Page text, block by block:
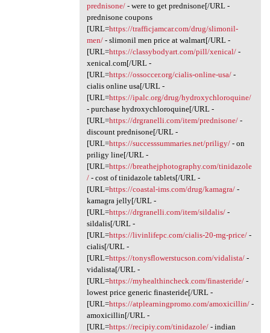
prednisone/- were to get prednisone[/URL -
prednisone coupons
[URL=https://trafficjamcar.com/drug/slimonil-
men/- slimonil men price at walmart[/URL -
[URL=https://classybodyart.com/pill/xenical/-
xenical.com[/URL -
[URL=https://ossoccer.org/cialis-online-usa/-
cialis online usa[/URL -
[URL=https://ipalc.org/drug/hydroxychloroquine/
- purchase hydroxychloroquine[/URL -
[URL=https://drgranelli.com/item/prednisone/-
discount prednisone[/URL -
[URL=https://successsummaries.net/priligy/- on
priligy line[/URL -
[URL=https://breathejphotography.com/tinidazole
/- cost of tinidazole tablets[/URL -
[URL=https://coastal-ims.com/drug/kamagra/-
kamagra jelly[/URL -
[URL=https://drgranelli.com/item/sildalis/-
sildalis[/URL -
[URL=https://livinlifepc.com/cialis-20-mg-price/-
cialis[/URL -
[URL=https://tonysflowerstucson.com/vidalista/-
vidalista[/URL -
[URL=https://myhealthincheck.com/finasteride/-
lowest price generic finasteride[/URL -
[URL=https://atplearningpromo.com/amoxicillin/-
amoxicillin[/URL -
[URL=https://recipiy.com/tinidazole/- indian